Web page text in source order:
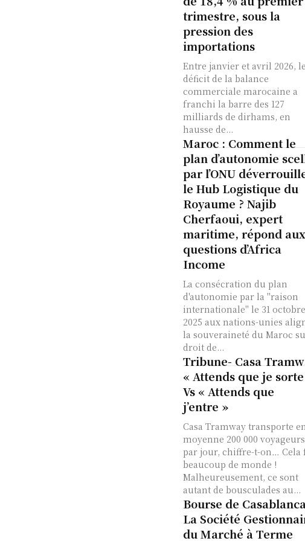
trimestre, sous la
pression des
importations
Entre janvier et avril 2026, le
déficit de la balance
commerciale marocaine a
franchi la barre des 127
milliards de dirhams, en
hausse de...
Maroc : Comment le
plan d’autonomie
par l’ONU
le Hub Logistique du
Royaume ? Najib
Cherfaoui, expert
maritime, répond aux
questions d’Africa
Income
La consécration du plan
d'autonomie par la "raison
internationale" le 31 octobre
2025 aux nations-unies
la souveraineté du Maroc
droit de...
Tribune- Casa
« Attends que je
Vs « Attends que
j’entre »
Casa Tramway transporte
moyenne 200 000 voyageurs
par jour, chiffre-t-on… Cela
beaucoup de monde !
Malheureusement, ce sont
autant de bousculades au...
Bourse de
La Société
du Marché à Terme